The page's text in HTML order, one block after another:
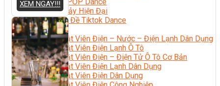
Học Nhảy Hiện Đại
Chuyên Đề Tiktok Dance
Kỹ Thuật – Công Nghệ
Kỹ Thuật Viên Điện – Nước – Điện Lạnh Dân Dụng
Kỹ Thuật Viên Điện Lạnh Ô Tô
Kỹ Thuật Viên Điện – Điện Tử Ô Tô Cơ Bản
Kỹ Thuật Viên Điện Lạnh Dân Dụng
Kỹ Thuật Viên Điện Dân Dụng
XEM NGAY!!!